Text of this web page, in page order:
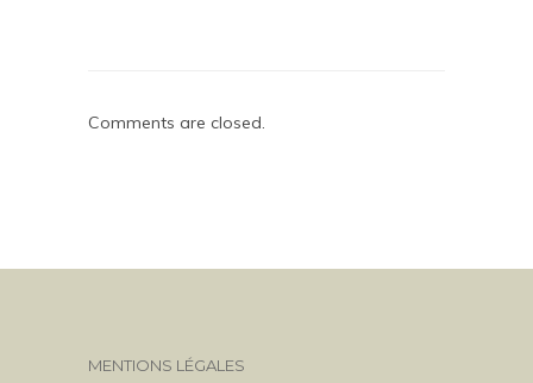
Comments are closed.
MENTIONS LÉGALES